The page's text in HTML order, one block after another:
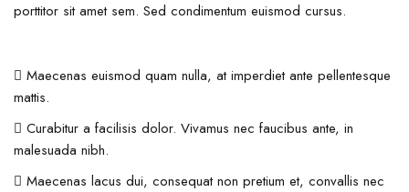
porttitor sit amet sem. Sed condimentum euismod cursus.
Maecenas euismod quam nulla, at imperdiet ante pellentesque
mattis.
Curabitur a facilisis dolor. Vivamus nec faucibus ante, in
malesuada nibh.
Maecenas lacus dui, consequat non pretium et, convallis nec